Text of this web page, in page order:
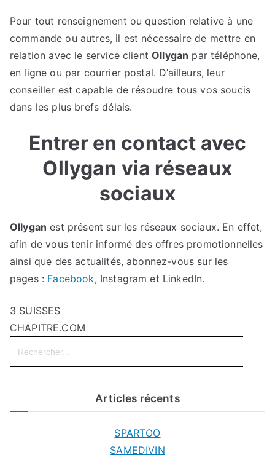
Pour tout renseignement ou question relative à une
commande ou autres, il est nécessaire de mettre en
relation avec le service clientOllygan par téléphone,
en ligne ou par courrier postal. D’ailleurs, leur
conseiller est capable de résoudre tous vos soucis
dans les plus brefs délais.
Entrer en contact avec
Ollygan via réseaux
sociaux
Ollygan est présent sur les réseaux sociaux. En effet,
afin de vous tenir informé des offres promotionnelles
ainsi que des actualités, abonnez-vous sur les
pages : Facebook, Instagram et LinkedIn.
3 SUISSES
CHAPITRE.COM
Search
for:
Articles récents
SPARTOO
SAMEDIVIN